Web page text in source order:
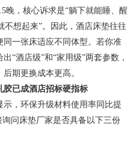
，核心诉求是“躺下就能睡、醒
不想起来”。因此，酒店床垫往往
一张床适应不同体型。若你准
“酒店级”和“家用级”两套参数，
期更换成本更高。
胶已成酒店招标硬指标
，环保升级材料使用率同比提
问床垫厂家是否具备以下三份